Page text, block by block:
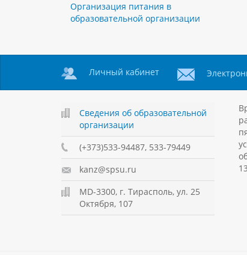
Организация питания в
образовательной организации
Личный кабинет
Сведения об образовательной
организации
(+373)533-94487, 533-79449
kanz@spsu.ru
MD-3300, г. Тирасполь, ул. 25
Октября, 107